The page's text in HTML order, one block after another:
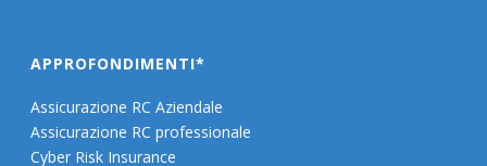
APPROFONDIMENTI*
Assicurazione RC Aziendale
Assicurazione RC professionale
Cyber Risk Insurance